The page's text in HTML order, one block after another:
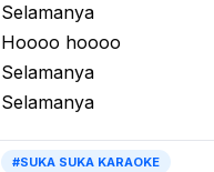
Selamanya
Hoooo hoooo
Selamanya
Selamanya
#SUKA SUKA KARAOKE